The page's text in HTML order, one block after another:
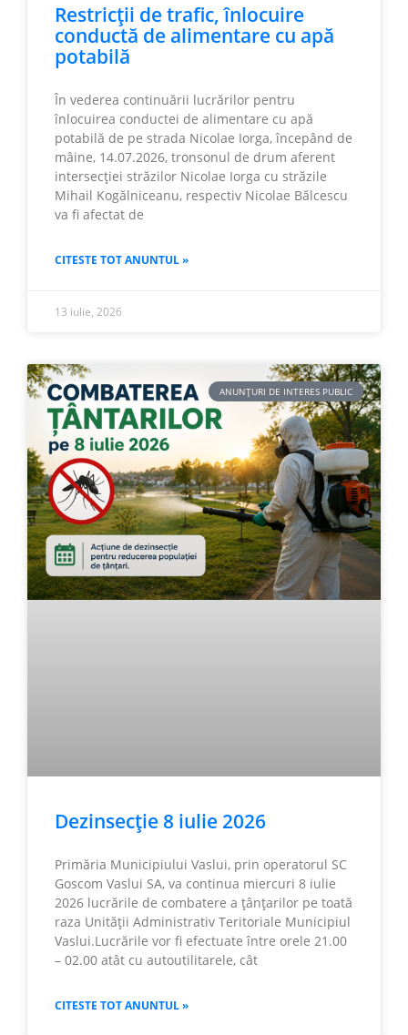
Restricții de trafic, înlocuire
conductă de alimentare cu apă
potabilă
În vederea continuării lucrărilor pentru
înlocuirea conductei de alimentare cu apă
potabilă de pe strada Nicolae Iorga, începând de
mâine, 14.07.2026, tronsonul de drum aferent
intersecției străzilor Nicolae Iorga cu străzile
Mihail Kogălniceanu, respectiv Nicolae Bălcescu
va fi afectat de
CITESTE TOT ANUNTUL »
13 iulie, 2026
ANUNȚURI DE INTERES PUBLIC
Dezinsecție 8 iulie 2026
Primăria Municipiului Vaslui, prin operatorul SC
Goscom Vaslui SA, va continua miercuri 8 iulie
2026 lucrările de combatere a țânțarilor pe toată
raza Unității Administrativ Teritoriale Municipiul
Vaslui.Lucrările vor fi efectuate între orele 21.00
– 02.00 atât cu autoutilitarele, cât
CITESTE TOT ANUNTUL »